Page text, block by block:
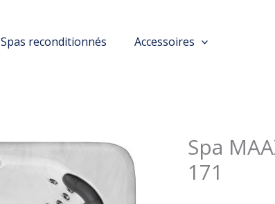
Spas reconditionnés Accessoires
Spa
171